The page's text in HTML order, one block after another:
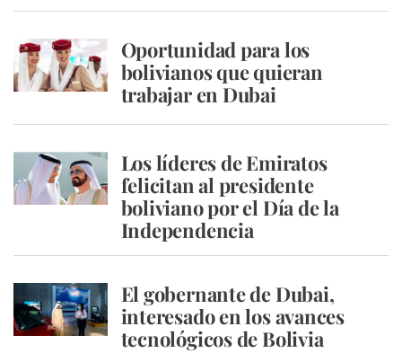
Oportunidad para los
bolivianos que quieran
trabajar en Dubai
Los líderes de Emiratos
felicitan al presidente
boliviano por el Día de la
Independencia
El gobernante de Dubai,
interesado en los avances
tecnológicos de Bolivia